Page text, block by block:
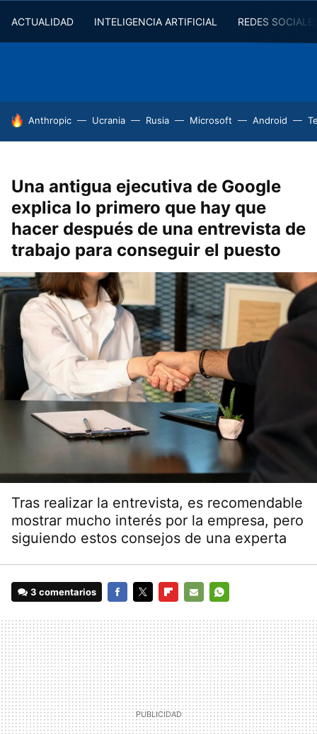
ACTUALIDAD INTELIGENCIA ARTIFICIAL REDES
HOY SE HABLA DE
Anthropic Ucrania Rusia Microsoft Android
Una antigua ejecutiva de Google
explica lo primero que hay que
hacer después de una entrevista de
trabajo para conseguir el puesto
Tras realizar la entrevista, es recomendable
mostrar mucho interés por la empresa, pero
siguiendo estos consejos de una experta
3 comentarios
MAIL